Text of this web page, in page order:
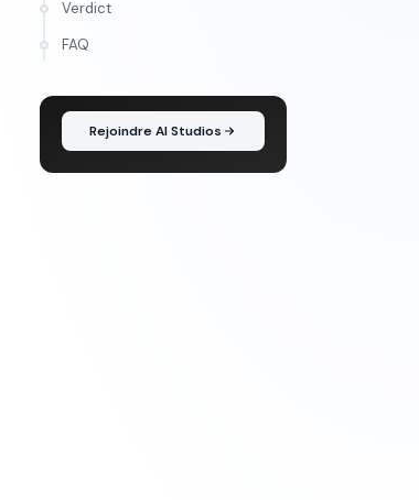
Verdict
FAQ
Rejoindre AI Studios